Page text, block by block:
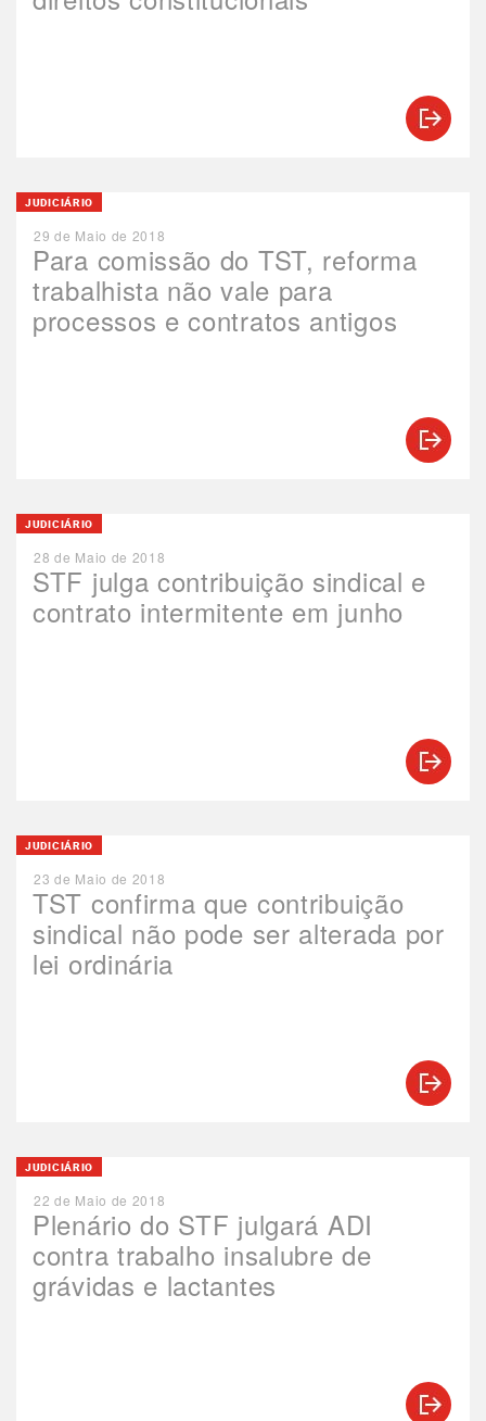
Para comissão do TST, reforma
trabalhista não vale para
processos e contratos antigos
JUDICIÁRIO
29 de Maio de 2018
STF julga contribuição sindical e
contrato intermitente em junho
JUDICIÁRIO
28 de Maio de 2018
TST confirma que contribuição
sindical não pode ser alterada por
lei ordinária
JUDICIÁRIO
23 de Maio de 2018
Plenário do STF julgará ADI
contra trabalho insalubre de
grávidas e lactantes
JUDICIÁRIO
22 de Maio de 2018